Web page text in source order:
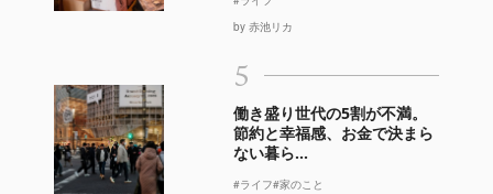
by 赤池リカ
5
働き盛り世代の5割が不満。
節約と幸福感、お金で決まら
ない暮ら...
#ライフ#家のこと